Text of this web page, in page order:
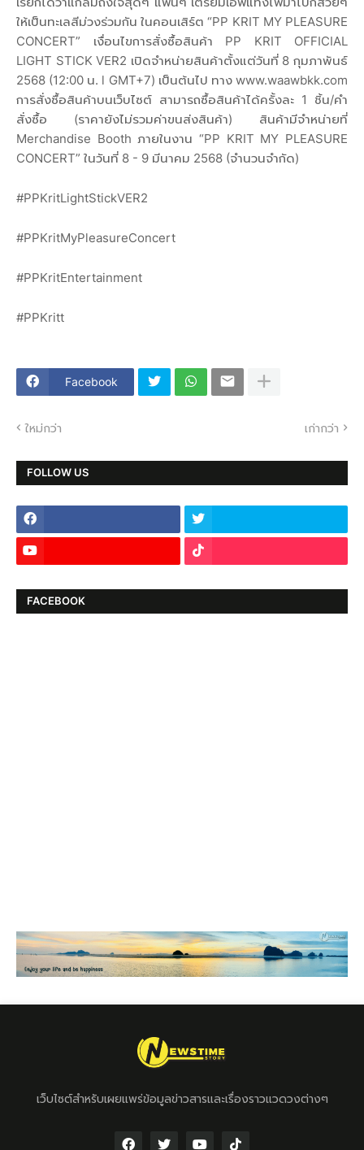
ให้เป็นทะเลสีม่วงร่วมกัน ในคอนเสิร์ต “PP KRIT MY PLEASURE
CONCERT” เงื่อนไขการสั่งซื้อสินค้า PP KRIT OFFICIAL
LIGHT STICK VER2 เปิดจำหน่ายสินค้าตั้งแต่วันที่ 8 กุมภาพันธ์
2568 (12:00 น. l GMT+7) เป็นต้นไป ทาง www.waawbkk.com
การสั่งซื้อสินค้าบนเว็บไซต์ สามารถซื้อสินค้าได้ครั้งละ 1 ชิ้น/คำ
สั่งซื้อ (ราคายังไม่รวมค่าขนส่งสินค้า) สินค้ามีจำหน่ายที่
Merchandise Booth ภายในงาน “PP KRIT MY PLEASURE
CONCERT” ในวันที่ 8 - 9 มีนาคม 2568 (จำนวนจำกัด)
#PPKritLightStickVER2
#PPKritMyPleasureConcert
#PPKritEntertainment
#PPKritt
Facebook
ใหม่กว่า เก่ากว่า
FOLLOW US
FACEBOOK
เว็บไซต์สำหรับเผยแพร่ข้อมูลข่าวสารและเรื่องราวแวดวงต่างๆ